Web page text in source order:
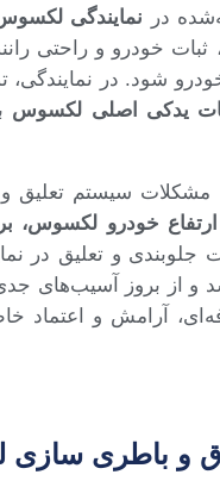
در نمایندگی
خودرو و راحتی
شود. در نمایندگی،
یدکی اصلی لکسوس
سیستم تعلیق و
ارتفاع خودرو لکسوس،
جلوبندی و تعلیق در
و از بروز آسیب‌های
آرامش و اعتماد
و باطری